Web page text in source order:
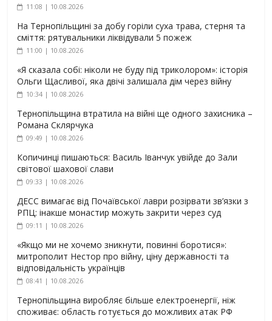
11:08 | 10.08.2026
На Тернопільщині за добу горіли суха трава, стерня та
сміття: рятувальники ліквідували 5 пожеж
11:00 | 10.08.2026
«Я сказала собі: ніколи не буду під триколором»: історія
Ольги Щасливої, яка двічі залишала дім через війну
10:34 | 10.08.2026
Тернопільщина втратила на війні ще одного захисника –
Романа Склярчука
09:49 | 10.08.2026
Копичинці пишаються: Василь Іванчук увійде до Зали
світової шахової слави
09:33 | 10.08.2026
ДЕСС вимагає від Почаївської лаври розірвати зв’язки з
РПЦ: інакше монастир можуть закрити через суд
09:11 | 10.08.2026
«Якщо ми не хочемо зникнути, повинні боротися»:
митрополит Нестор про війну, ціну державності та
відповідальність українців
08:41 | 10.08.2026
Тернопільщина виробляє більше електроенергії, ніж
споживає: область готується до можливих атак РФ